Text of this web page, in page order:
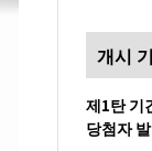
개시
제1탄 기
당첨자